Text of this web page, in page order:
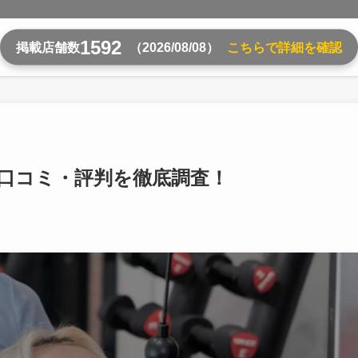
掲載店舗数1592 （2026/08/08） こちらで詳細を確認
コミ・評判を徹底調査！